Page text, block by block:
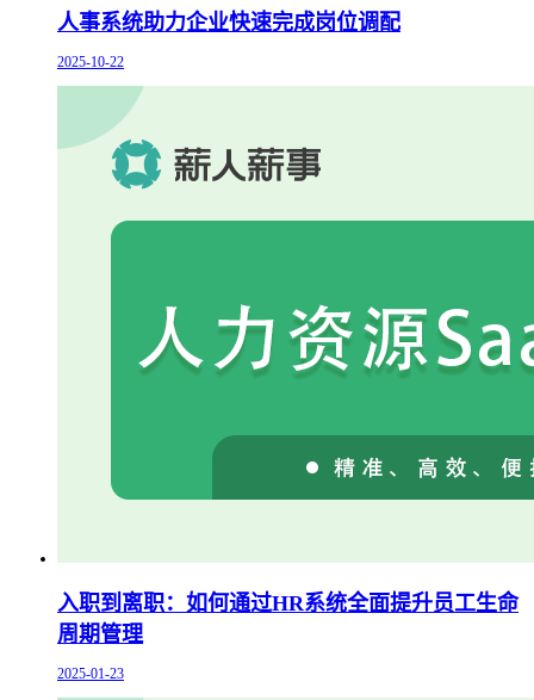
人事系统助力企业快速完成岗位调配
2025-10-22
入职到离职：如何通过HR系统全面提升员工生命
周期管理
2025-01-23